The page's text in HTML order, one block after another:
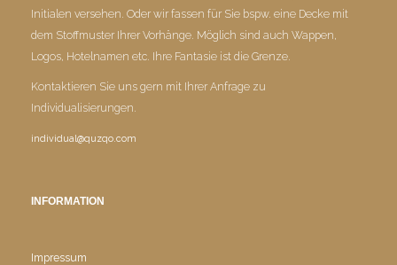
Initialen versehen. Oder wir fassen für Sie bspw. eine Decke mit
dem Stoffmuster Ihrer Vorhänge. Möglich sind auch Wappen,
Logos, Hotelnamen etc. Ihre Fantasie ist die Grenze.
Kontaktieren Sie uns gern mit Ihrer Anfrage zu
Individualisierungen.
individual@quzqo.com
INFORMATION
Impressum